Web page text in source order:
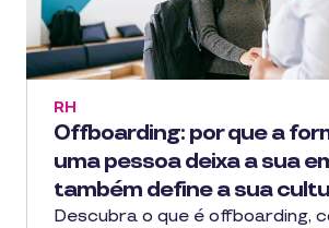
Offboarding: por que a
uma pessoa deixa a sua
também define a sua
RH
Descubra o que é offboarding,